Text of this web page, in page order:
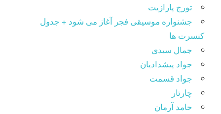
تورج پارازیت
جشنواره موسیقی فجر آغاز می شود + جدول
کنسرت ها
جمال سیدی
جواد پیشدادیان
جواد قسمت
چارتار
حامد آرمان